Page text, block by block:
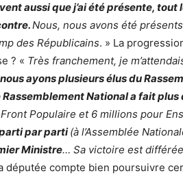
aussi que j’ai été présente,
Nous, nous avons été
des Républicains. » La
? « Très franchement, je
ayons plusieurs élus du
Rassemblement National a fait plus
Populaire et 6 millions pour
par parti(à l’Assemblée
Ministre… Sa victoire est
députée compte bien poursuivre